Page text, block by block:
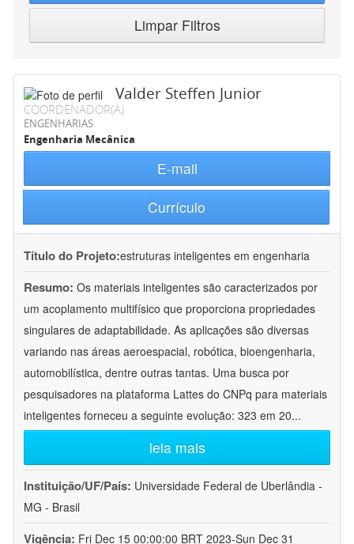
Limpar Filtros
Valder Steffen Junior
COORDENADOR(A)
ENGENHARIAS
Engenharia Mecânica
E-mail
Currículo
Título do Projeto:estruturas inteligentes em engenharia
Resumo: Os materiais inteligentes são caracterizados por
um acoplamento multifísico que proporciona propriedades
singulares de adaptabilidade. As aplicações são diversas
variando nas áreas aeroespacial, robótica, bioengenharia,
automobilística, dentre outras tantas. Uma busca por
pesquisadores na plataforma Lattes do CNPq para materiais
inteligentes forneceu a seguinte evolução: 323 em 20...
leia mais
Instituição/UF/País: Universidade Federal de Uberlândia -
MG - Brasil
Vigência: Fri Dec 15 00:00:00 BRT 2023-Sun Dec 31